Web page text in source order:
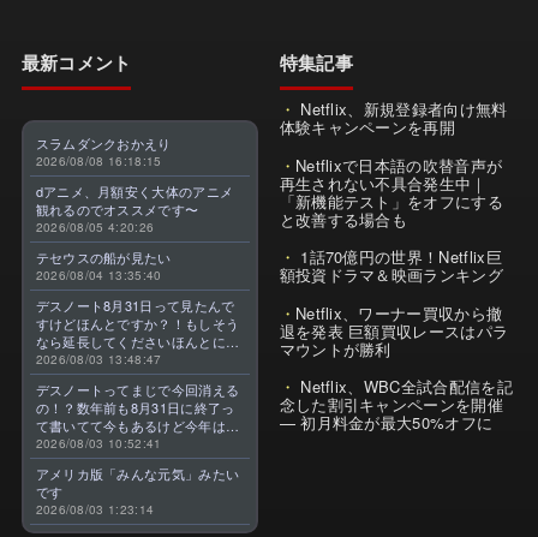
最新コメント
スラムダンクおかえり
2026/08/08 16:18:15
dアニメ、月額安く大体のアニメ
観れるのでオススメです〜
2026/08/05 4:20:26
テセウスの船が見たい
2026/08/04 13:35:40
デスノート8月31日って見たんで
すけどほんとですか？！もしそう
なら延長してくださいほんとに大
好きなんです😭
2026/08/03 13:48:47
デスノートってまじで今回消える
の！？数年前も8月31日に終了っ
て書いてて今もあるけど今年はま
じのやつ！？よくわからん！！で
きればなくならないでほしい！平
成アニメを振り返らせてくれっ
っ！！！！！！！
2026/08/03 10:52:41
アメリカ版「みんな元気」みたい
です
2026/08/03 1:23:14
特集記事
Netflix、新規登録者向け無料
体験キャンペーンを再開
Netflixで日本語の吹替音声が
再生されない不具合発生中｜
「新機能テスト」をオフにする
と改善する場合も
1話70億円の世界！Netflix巨
額投資ドラマ＆映画ランキング
Netflix、ワーナー買収から撤
退を発表 巨額買収レースはパラ
マウントが勝利
Netflix、WBC全試合配信を記
念した割引キャンペーンを開催
— 初月料金が最大50%オフに